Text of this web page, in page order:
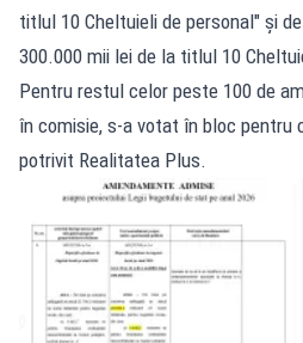
titlul 10 Cheltuieli de personal" și
300.000 mii lei de la titlul 10
Pentru restul celor peste 100 de
în comisie, s-a votat în bloc pentru
potrivit Realitatea Plus.